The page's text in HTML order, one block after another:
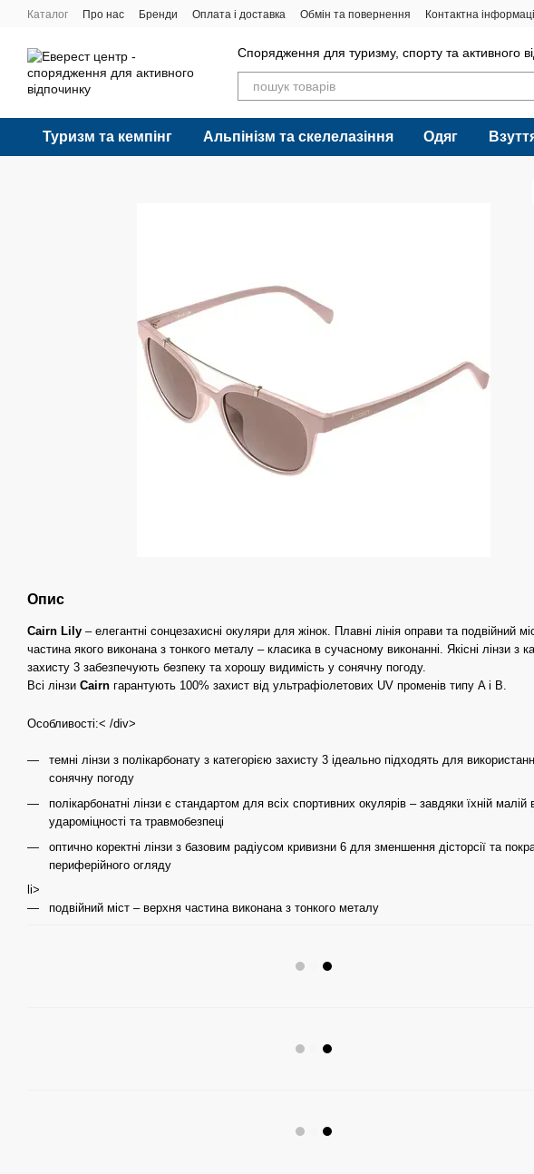
Перейти до основного контенту
Каталог Про нас Бренди Оплата і доставка Обмін та повернення Контактна
Спорядження для туризму, спорту та активного
Туризм та кемпінг Альпінізм та скелелазіння Одяг
Опис
Cairn Lily – елегантні сонцезахисні окуляри для жінок. Плавні лінія оправи та подвійний
частина якого виконана з тонкого металу – класика в сучасному виконанні. Якісні лінзи з
захисту 3 забезпечують безпеку та хорошу видимість у сонячну погоду.
Всі лінзи Cairn гарантують 100% захист від ультрафіолетових UV променів типу A і B.
Особливості:< /div>
темні лінзи з полікарбонату з категорією захисту 3 ідеально підходять для
сонячну погоду
полікарбонатні лінзи є стандартом для всіх спортивних окулярів – завдяки їхній малій
удароміцності та травмобезпеці
оптично коректні лінзи з базовим радіусом кривизни 6 для зменшення дісторсії та
периферійного огляду
li>
подвійний міст – верхня частина виконана з тонкого металу